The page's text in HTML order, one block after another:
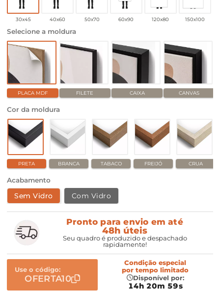
30x45 40x60 50x70 60x90 120x80 150x100
Selecione a moldura
PLACA MDF FILETE CAIXA CANVAS
Cor da moldura
PRETA BRANCA TABACO FREIJÓ CRUA
Acabamento
Sem Vidro Com Vidro
Pronto para envio em até
48h úteis
Seu quadro é produzido e despachado
rapidamente!
Use o código:
OFERTA10
Condição especial
por tempo limitado
Disponível por:
14h 20m 59s